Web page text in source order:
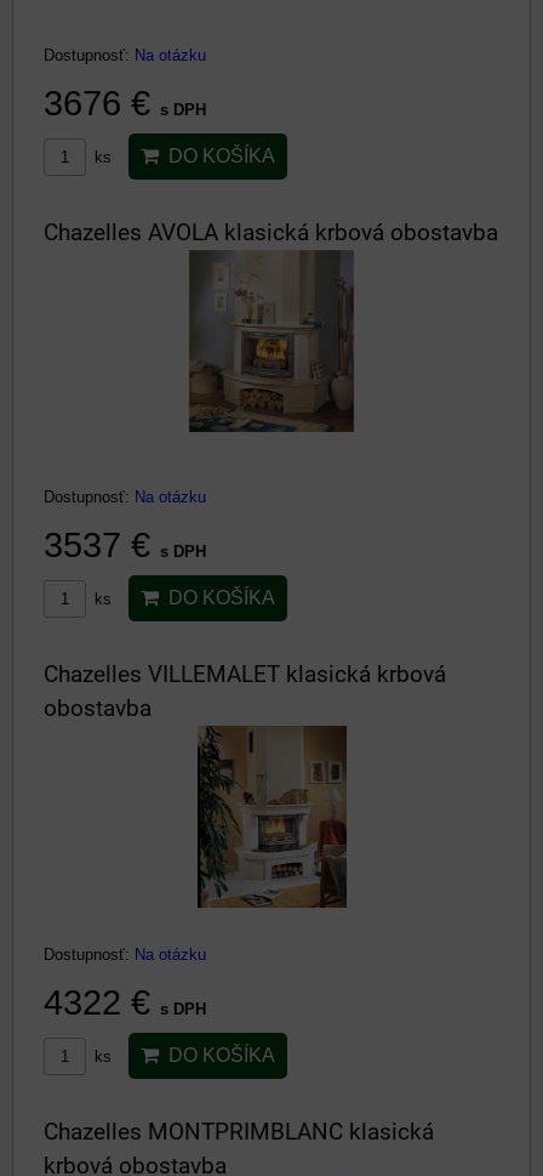
Dostupnosť: Na otázku
3676 € s DPH
ks DO KOŠÍKA
Chazelles AVOLA klasická krbová obostavba
Dostupnosť: Na otázku
3537 € s DPH
ks DO KOŠÍKA
Chazelles VILLEMALET klasická krbová
obostavba
Dostupnosť: Na otázku
4322 € s DPH
ks DO KOŠÍKA
Chazelles MONTPRIMBLANC klasická
krbová obostavba